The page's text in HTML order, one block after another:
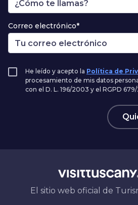
Correo electrónico*
He leído y acepto la Política de
procesamiento de mis datos
con el D. L. 196/2003 y el RGPD 679/
El sitio web oficial de